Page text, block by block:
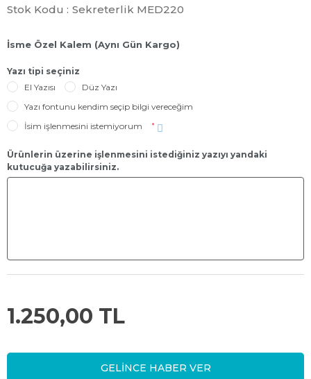
Stok Kodu : Sekreterlik MED220
İsme Özel Kalem (Aynı Gün Kargo)
Yazı tipi seçiniz
El Yazısı
Düz Yazı
Yazı fontunu kendim seçip bilgi vereceğim
İsim işlenmesini istemiyorum
*
Ürünlerin üzerine işlenmesini istediğiniz yazıyı yandaki
kutucuğa yazabilirsiniz.
1.250,00 TL
GELİNCE HABER VER